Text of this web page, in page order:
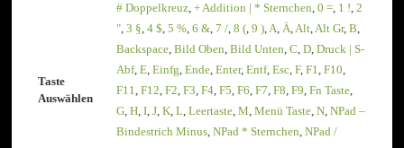
Taste
Auswählen
# Doppelkreuz,+ Addition | * Sternchen,0 =, 1 !,2
",3 §,4 $,5 %,6 &,7 /,8 (,9 ),A,Ä,Alt,Alt Gr,B,
Backspace,Bild Oben,Bild Unten,C,D,Druck | S-
Abf,E,Einfg,Ende,Enter,Entf,Esc,F,F1,F10,
F11,F12,F2,F3,F4,F5,F6,F7,F8,F9,Fn Taste,
G,H,I,J,K,L,Leertaste,M,Menü Taste,N,NPad –
Bindestrich Minus,NPad * Sternchen,NPad /